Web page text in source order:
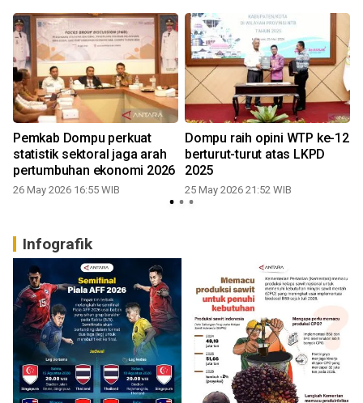
Pemkab Dompu perkuat
statistik sektoral jaga arah
pertumbuhan ekonomi 2026
26 May 2026 16:55 WIB
Dompu raih opini WTP ke-12
berturut-turut atas LKPD
2025
25 May 2026 21:52 WIB
Infografik